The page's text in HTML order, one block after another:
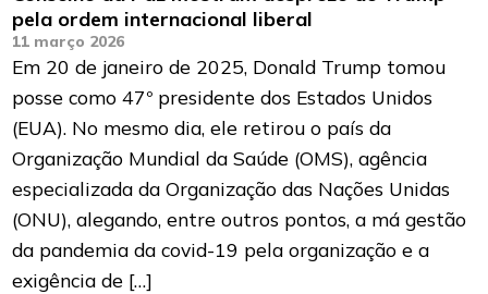
pela ordem internacional liberal
11 março 2026
Em 20 de janeiro de 2025, Donald Trump tomou
posse como 47º presidente dos Estados Unidos
(EUA). No mesmo dia, ele retirou o país da
Organização Mundial da Saúde (OMS), agência
especializada da Organização das Nações Unidas
(ONU), alegando, entre outros pontos, a má gestão
da pandemia da covid-19 pela organização e a
exigência de […]